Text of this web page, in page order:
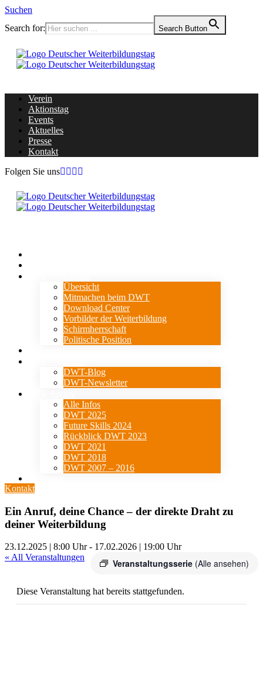
Suchen
Search for:
Search Button
Verein
Aktionstag
Events
Aktuelles
Presse
Kontakt
Folgen Sie uns
Übersicht
Mitmachen beim DWT
Download Center
Vorbilder der Weiterbildung
Schirmherrschaft
Politische Position
DWT-Blog
DWT-Newsletter
Alle Infos
DWT 2025
Future Skills 2024
Rückblick DWT 2023
DWT 2021
DWT 2018
DWT 2007 – 2016
Kontakt
Ein Anruf, deine Chance – der direkte Draht zu
deiner Weiterbildung
23.12.2025 | 8:00 Uhr- 17.02.2026 | 19:00 Uhr
Veranstaltungsserie (Alle ansehen)
« All Veranstaltungen
Diese Veranstaltung hat bereits stattgefunden.